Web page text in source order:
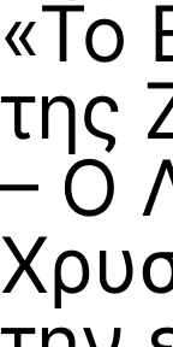
«Το
της
– Ο